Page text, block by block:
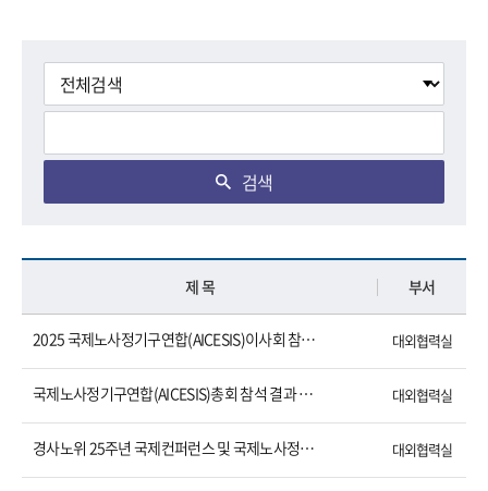
검색
제 목 부서
2025 국제노사정기구연합(AICESIS)이사회 참석 결과 보고서 대외협력실
국제노사정기구연합(AICESIS)총회 참석 결과 보고서 대외협력실
경사노위 25주년 국제컨퍼런스 및 국제노사정기구연합 23년도 서울 이사회 개최 대외협력실